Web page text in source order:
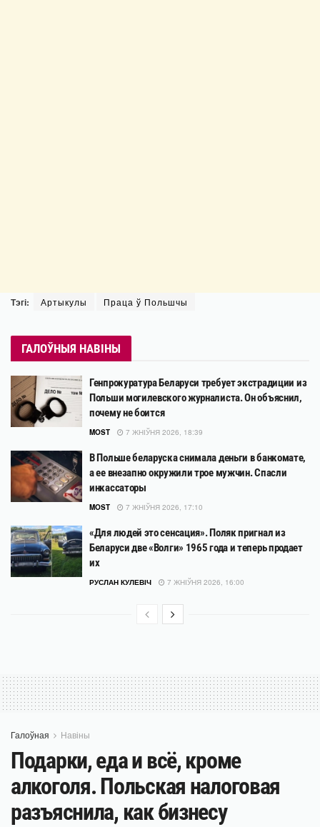
Тэгі: Артыкулы Праца ў Польшчы
ГАЛОЎНЫЯ НАВІНЫ
Генпрокуратура Беларуси требует экстрадиции из
Польши могилевского журналиста. Он объяснил,
почему не боится
MOST 7 ЖНІЎНЯ 2026, 18:39
В Польше беларуска снимала деньги в банкомате,
а ее внезапно окружили трое мужчин. Спасли
инкассаторы
MOST 7 ЖНІЎНЯ 2026, 17:10
«Для людей это сенсация». Поляк пригнал из
Беларуси две «Волги» 1965 года и теперь продает
их
РУСЛАН КУЛЕВІЧ 7 ЖНІЎНЯ 2026, 16:00
Галоўная Навіны
Подарки, еда и всё, кроме
алкоголя. Польская налоговая
разъяснила, как бизнесу